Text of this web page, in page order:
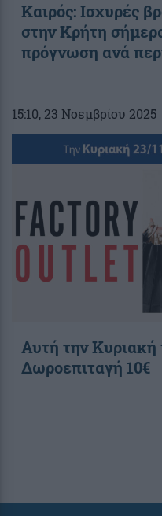
Καιρός: Ισχυρές
στην Κρήτη
πρόγνωση ανά
15:10, 23 Νοεμβρίου 2025
Αυτή την
Δωροεπιταγή 10€